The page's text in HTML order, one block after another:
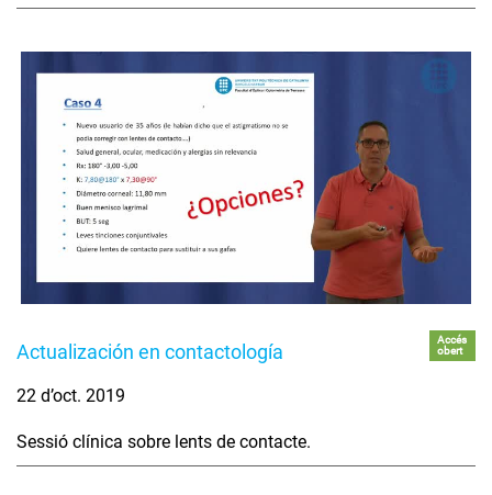
Actualización en contactología
Accés
obert
22 d’oct. 2019
Sessió clínica sobre lents de contacte.